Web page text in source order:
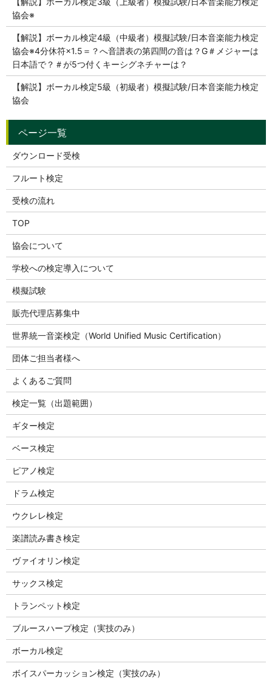
協会※
【解説】ボーカル検定4級（中級者）模擬試験/日本音楽能力検定
協会※4分休符×1.5＝？へ音譜表の第四間の音は？G＃メジャーは
日本語で？＃が5つ付くキーシグネチャーは？
【解説】ボーカル検定5級（初級者）模擬試験/日本音楽能力検定
協会
ダウンロード受検
フルート検定
受検の流れ
TOP
協会について
学校への検定導入について
模擬試験
販売代理店募集中
世界統一音楽検定（World Unified Music Certification）
団体ご担当者様へ
よくあるご質問
検定一覧（出題範囲）
ギター検定
ベース検定
ピアノ検定
ドラム検定
ウクレレ検定
楽譜読み書き検定
ヴァイオリン検定
サックス検定
トランペット検定
ブルースハープ検定（実技のみ）
ボーカル検定
ボイスパーカッション検定（実技のみ）